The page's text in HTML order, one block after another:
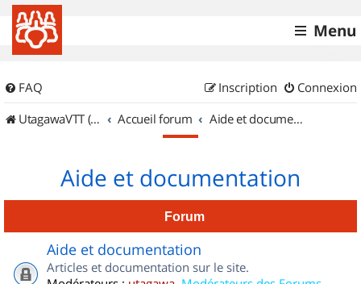
Menu
FAQ Connexion
Inscription
UtagawaVTT (Randos VTT et VTTAE avec traces GPS)
Accueil forum Aide et documentation
Aide et documentation
Forum
Aide et documentation
Articles et documentation sur le site.